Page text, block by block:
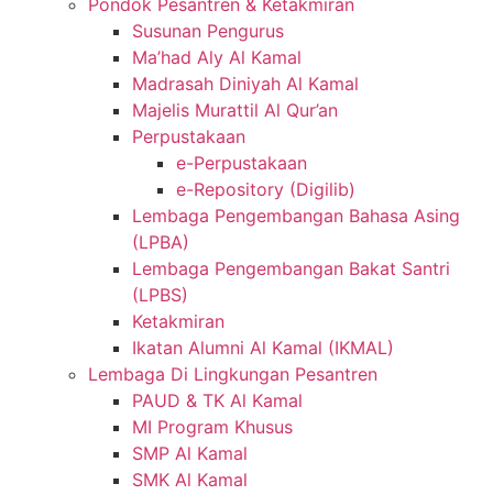
Pondok Pesantren & Ketakmiran
Susunan Pengurus
Ma’had Aly Al Kamal
Madrasah Diniyah Al Kamal
Majelis Murattil Al Qur’an
Perpustakaan
e-Perpustakaan
e-Repository (Digilib)
Lembaga Pengembangan Bahasa Asing
(LPBA)
Lembaga Pengembangan Bakat Santri
(LPBS)
Ketakmiran
Ikatan Alumni Al Kamal (IKMAL)
Lembaga Di Lingkungan Pesantren
PAUD & TK Al Kamal
MI Program Khusus
SMP Al Kamal
SMK Al Kamal